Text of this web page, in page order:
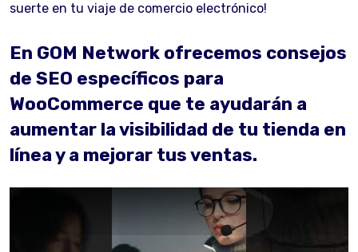
suerte en tu viaje de comercio electrónico!
En GOM Network ofrecemos consejos
de SEO específicos para
WooCommerce que te ayudarán a
aumentar la visibilidad de tu tienda en
línea y a mejorar tus ventas.